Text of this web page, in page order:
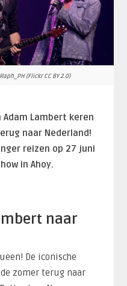
(Flickr CC BY 2.0)
Adam Lambert keren
naar Nederland!
reizen op 27 juni
in Ahoy.
naar
De iconische
zomer terug naar